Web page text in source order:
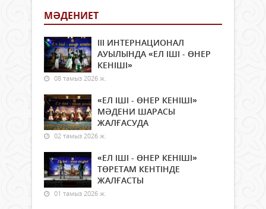
МӘДЕНИЕТ
ІІІ ИНТЕРНАЦИОНАЛ
АУЫЛЫНДА «ЕЛ ІШІ - ӨНЕР
КЕНІШІ»
08 тамыз 2026 ж.
«ЕЛ ІШІ - ӨНЕР КЕНІШІ»
МӘДЕНИ ШАРАСЫ
ЖАЛҒАСУДА
02 тамыз 2026 ж.
«ЕЛ ІШІ - ӨНЕР КЕНІШІ»
ТӨРЕТАМ КЕНТІНДЕ
ЖАЛҒАСТЫ
01 тамыз 2026 ж.